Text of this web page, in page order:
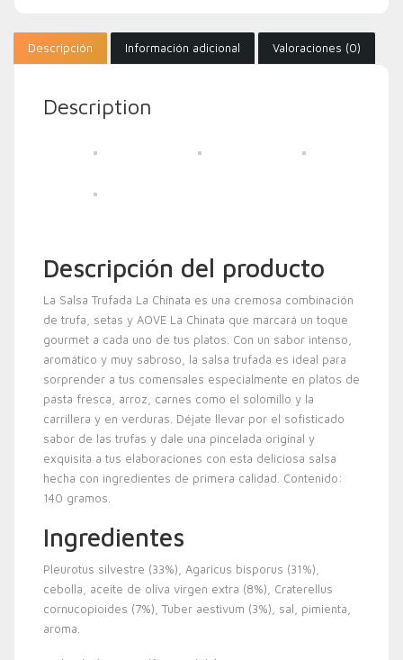
Descripción Información adicional Valoraciones (0)
Description
Descripción del producto
La Salsa Trufada La Chinata es una cremosa combinación
de trufa, setas y AOVE La Chinata que marcará un toque
gourmet a cada uno de tus platos. Con un sabor intenso,
aromático y muy sabroso, la salsa trufada es ideal para
sorprender a tus comensales especialmente en platos de
pasta fresca, arroz, carnes como el solomillo y la
carrillera y en verduras. Déjate llevar por el sofisticado
sabor de las trufas y dale una pincelada original y
exquisita a tus elaboraciones con esta deliciosa salsa
hecha con ingredientes de primera calidad. Contenido:
140 gramos.
Ingredientes
Pleurotus silvestre (33%), Agaricus bisporus (31%),
cebolla, aceite de oliva virgen extra (8%), Craterellus
cornucopioides (7%), Tuber aestivum (3%), sal, pimienta,
aroma.